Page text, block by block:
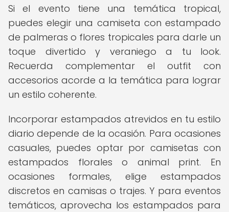
Si el evento tiene una temática tropical,
puedes elegir una camiseta con estampado
de palmeras o flores tropicales para darle un
toque divertido y veraniego a tu look.
Recuerda complementar el outfit con
accesorios acorde a la temática para lograr
un estilo coherente.
Incorporar estampados atrevidos en tu estilo
diario depende de la ocasión. Para ocasiones
casuales, puedes optar por camisetas con
estampados florales o animal print. En
ocasiones formales, elige estampados
discretos en camisas o trajes. Y para eventos
temáticos, aprovecha los estampados para